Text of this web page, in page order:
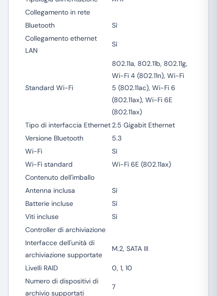
Collegamento in rete
Bluetooth
Sì
Collegamento ethernet
LAN
Sì
Standard Wi-Fi
802.11a, 802.11b, 802.11g,
Wi-Fi 4 (802.11n), Wi-Fi
5 (802.11ac), Wi-Fi 6
(802.11ax), Wi-Fi 6E
(802.11ax)
Tipo di interfaccia Ethernet 2.5 Gigabit Ethernet
Versione Bluetooth
5.3
Wi-Fi
Sì
Wi-Fi standard
Wi-Fi 6E (802.11ax)
Contenuto dell'imballo
Antenna inclusa
Sì
Batterie incluse
Sì
Viti incluse
Sì
Controller di archiviazione
Interfacce dell'unità di
archiviazione supportate
M.2, SATA III
Livelli RAID
0, 1, 10
Numero di dispositivi di
archivio supportati
7